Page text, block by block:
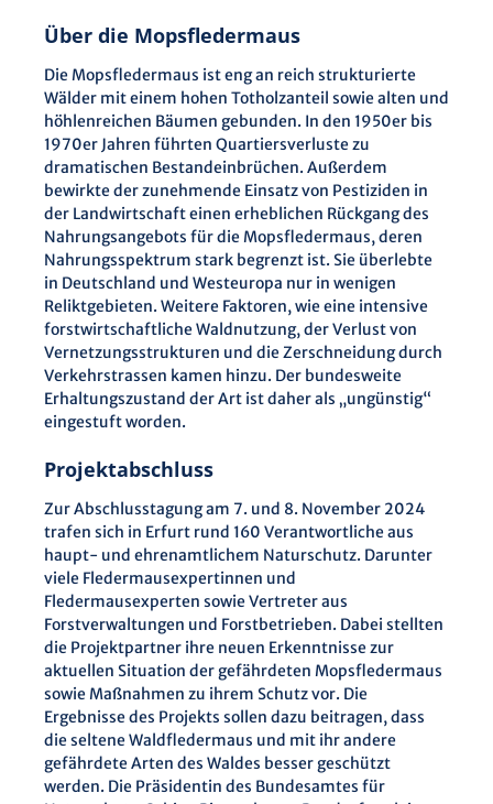
Über die Mopsfledermaus
Die Mopsfledermaus ist eng an reich strukturierte
Wälder mit einem hohen Totholzanteil sowie alten und
höhlenreichen Bäumen gebunden. In den 1950er bis
1970er Jahren führten Quartiersverluste zu
dramatischen Bestandeinbrüchen. Außerdem
bewirkte der zunehmende Einsatz von Pestiziden in
der Landwirtschaft einen erheblichen Rückgang des
Nahrungsangebots für die Mopsfledermaus, deren
Nahrungsspektrum stark begrenzt ist. Sie überlebte
in Deutschland und Westeuropa nur in wenigen
Reliktgebieten. Weitere Faktoren, wie eine intensive
forstwirtschaftliche Waldnutzung, der Verlust von
Vernetzungsstrukturen und die Zerschneidung durch
Verkehrstrassen kamen hinzu. Der bundesweite
Erhaltungszustand der Art ist daher als „ungünstig“
eingestuft worden.
Projektabschluss
Zur Abschlusstagung am 7. und 8. November 2024
trafen sich in Erfurt rund 160 Verantwortliche aus
haupt- und ehrenamtlichem Naturschutz. Darunter
viele Fledermausexpertinnen und
Fledermausexperten sowie Vertreter aus
Forstverwaltungen und Forstbetrieben. Dabei stellten
die Projektpartner ihre neuen Erkenntnisse zur
aktuellen Situation der gefährdeten Mopsfledermaus
sowie Maßnahmen zu ihrem Schutz vor. Die
Ergebnisse des Projekts sollen dazu beitragen, dass
die seltene Waldfledermaus und mit ihr andere
gefährdete Arten des Waldes besser geschützt
werden. Die Präsidentin des Bundesamtes für